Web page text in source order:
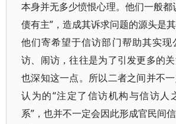
本身并无多少愤恨心理。他们一般都
债有主”，造成其诉求问题的源头是其
他们寄希望于信访部门帮助其实现
访、闹访，往往是为了引发更多的
也深知这一点。所以二者之间并不
认为的“注定了信访机构与信访人
系”，也并不一定会因此形成官民间